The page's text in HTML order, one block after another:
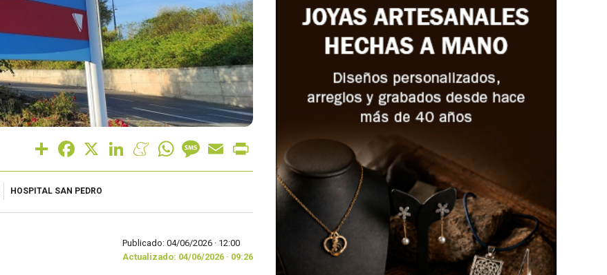
Share Facebook LinkedInMeneameWhatsAppMessage
Email
HOSPITAL SAN PEDRO
Publicado: 04/06/2026 · 12:00
Actualizado: 04/06/2026 · 09:26